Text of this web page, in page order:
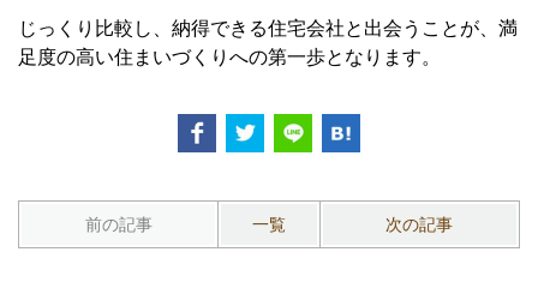
じっくり比較し、納得できる住宅会社と出会うことが、満
足度の高い住まいづくりへの第一歩となります。
前の記事 一覧 次の記事